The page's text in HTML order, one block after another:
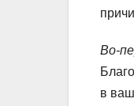
Во-
в